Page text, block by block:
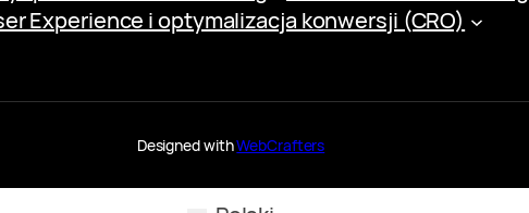
Experience i optymalizacja konwersji (CRO)
Designed withWebCrafters